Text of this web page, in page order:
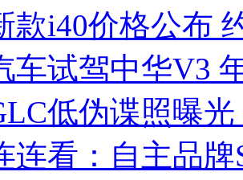
款i40价格公布
车试驾中华V3
低伪谍照曝
连看：自主品牌